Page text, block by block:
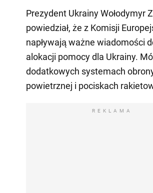
Prezydent Ukrainy Wołodymyr
powiedział, że z Komisji
napływają ważne wiadomości
alokacji pomocy dla Ukrainy.
dodatkowych systemach
powietrznej i pociskach
REKLAMA